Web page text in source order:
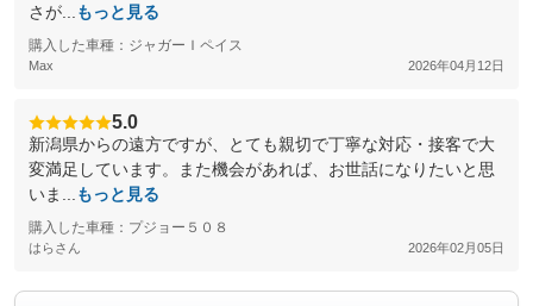
さが...
もっと見る
購入した車種：ジャガーＩペイス
Max 2026年04月12日
5.0
新潟県からの遠方ですが、とても親切で丁寧な対応・接客で大
変満足しています。また機会があれば、お世話になりたいと思
いま...
もっと見る
購入した車種：プジョー５０８
はらさん 2026年02月05日